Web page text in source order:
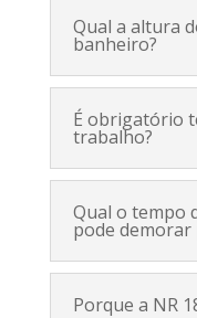
Qual a altura
banheiro?
É obrigatório
trabalho?
Qual o tempo
pode
Porque a NR